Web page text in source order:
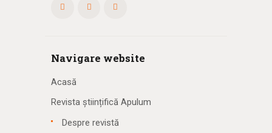
Navigare website
Acasă
Revista științifică Apulum
Despre revistă